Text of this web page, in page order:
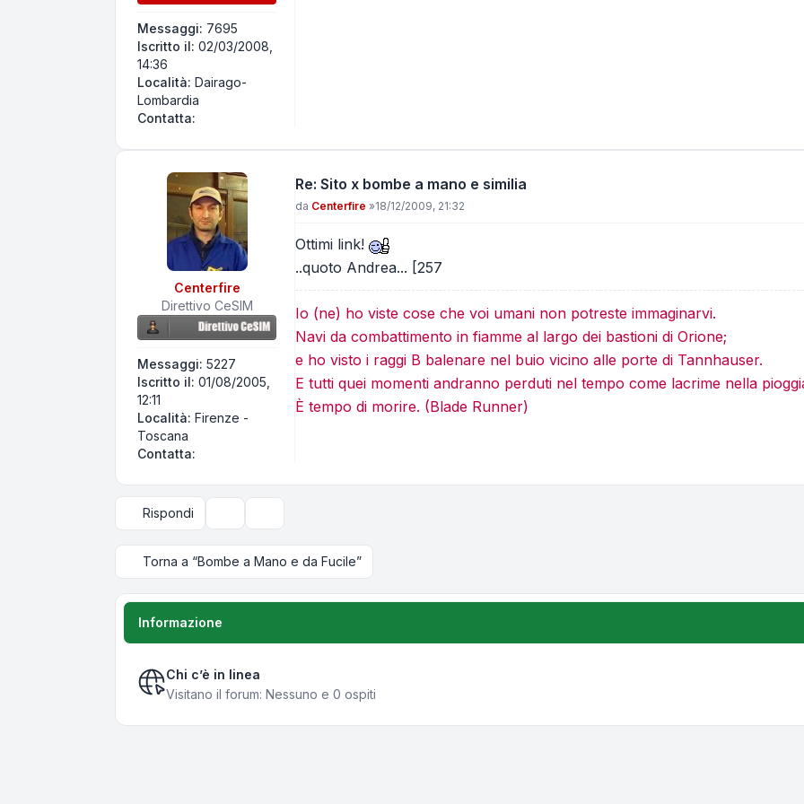
Messaggi: 7695
Iscritto il: 02/03/2008,
14:36
Località: Dairago-
Lombardia
Contatta:
Centerfire
Direttivo CeSIM
Messaggi: 5227
Iscritto il: 01/08/2005,
12:11
Località: Firenze -
Toscana
Contatta:
Re: Sito x bombe a mano e similia
Messaggio
da Centerfire »18/12/2009, 21:32
Ottimi link!
..quoto Andrea... [257
Io (ne) ho viste cose che voi umani non potreste immaginarvi.
Navi da combattimento in fiamme al largo dei bastioni di Orione;
e ho visto i raggi B balenare nel buio vicino alle porte di Tannhauser.
E tutti quei momenti andranno perduti nel tempo come lacrime nella
È tempo di morire. (Blade Runner)
Rispondi
Torna a “Bombe a Mano e da Fucile”
Informazione
Chi c’è in linea
Visitano il forum: Nessuno e 0 ospiti